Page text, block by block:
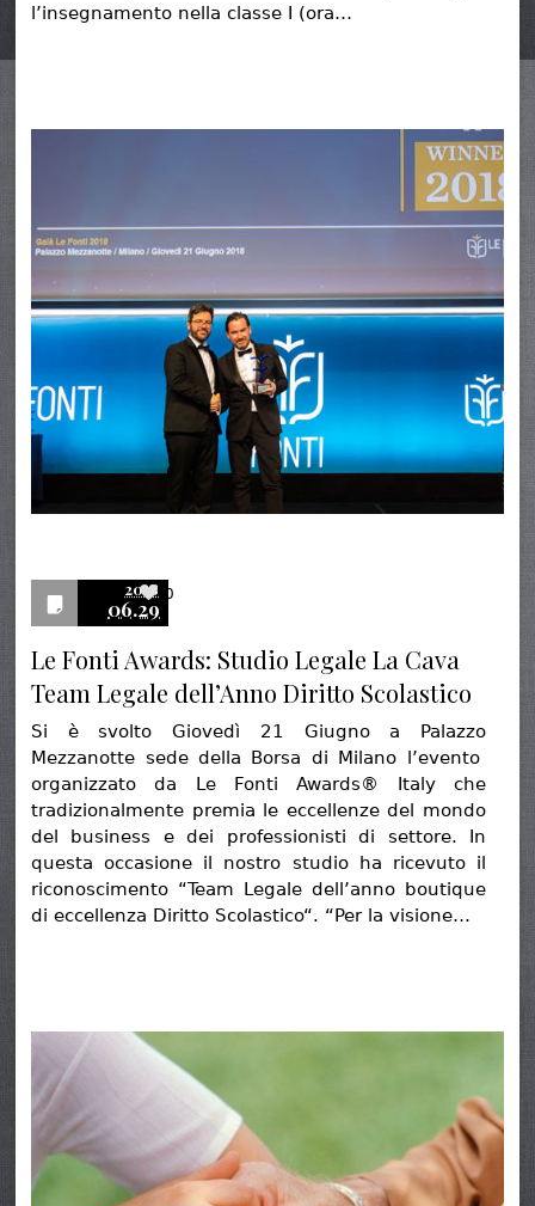
l’insegnamento nella classe I (ora…
2018
06.29
0
Le Fonti Awards: Studio Legale La Cava
Team Legale dell’Anno Diritto Scolastico
Si è svolto Giovedì 21 Giugno a Palazzo
Mezzanotte sede della Borsa di Milano l’evento
organizzato da Le Fonti Awards® Italy che
tradizionalmente premia le eccellenze del mondo
del business e dei professionisti di settore. In
questa occasione il nostro studio ha ricevuto il
riconoscimento “Team Legale dell’anno boutique
di eccellenza Diritto Scolastico“. “Per la visione…